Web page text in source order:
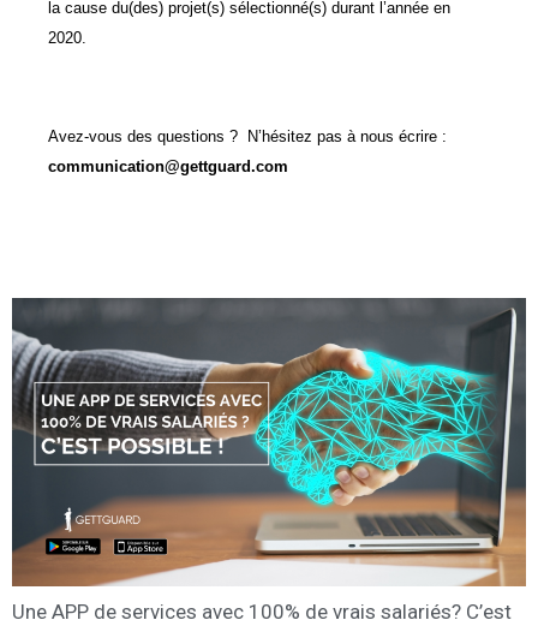
la cause du(des) projet(s) sélectionné(s) durant l’année en
2020.
Avez-vous des questions ? N’hésitez pas à nous écrire :
communication@gettguard.com
Une APP de services avec 100% de vrais salariés? C’est